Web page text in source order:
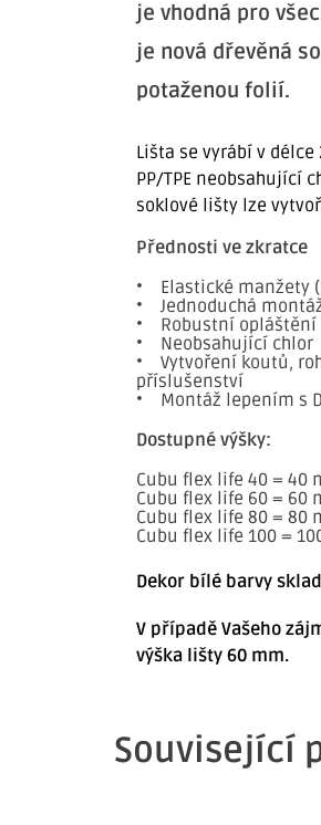
je vhodná pro
je nová dřevěná
potaženou folií.
Lišta se vyrábí v
PP/TPE neobsahující
soklové lišty lze
Přednosti ve zkratce
• Elastické manžety
• Jednoduchá
• Robustní opláštění
• Neobsahující chlor
• Vytvoření koutů,
příslušenství
• Montáž lepením s
Dostupné výšky:
Cubu flex life 40 = 40
Cubu flex life 60 = 60
Cubu flex life 80 = 80
Cubu flex life 100 =
Dekor bílé barvy
V případě Vašeho
výška lišty 60 mm.
Související